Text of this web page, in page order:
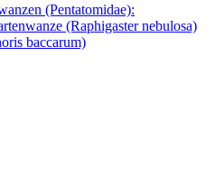
(Pentatomidae):
(Raphigaster nebulosa)
baccarum)